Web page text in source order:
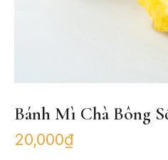
Bánh Mì Chà Bông
20,000₫